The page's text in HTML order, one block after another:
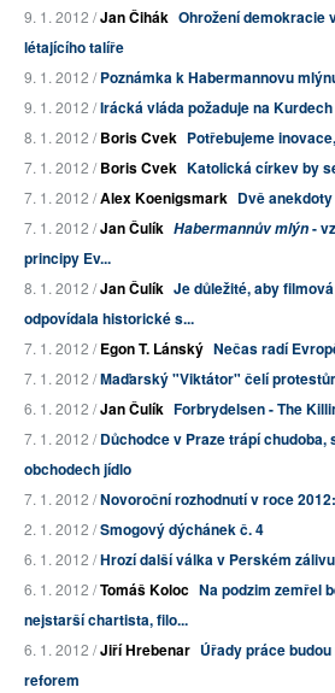
9. 1. 2012 /Jan Čihák Ohrožení demokracie
létajícího talíře
9. 1. 2012 /Poznámka k Habermannovu
9. 1. 2012 /Irácká vláda požaduje na
8. 1. 2012 /Boris Cvek Potřebujeme
7. 1. 2012 /Boris Cvek Katolická církev by
7. 1. 2012 /Alex Koenigsmark Dvě anekdoty
7. 1. 2012 /Jan Čulík Habermannův mlýn-
principy Ev...
8. 1. 2012 /Jan Čulík Je důležité, aby
odpovídala historické s...
7. 1. 2012 /Egon T. Lánský Nečas radí
7. 1. 2012 /Maďarský "Viktátor" čelí
6. 1. 2012 /Jan Čulík Forbrydelsen - The
7. 1. 2012 /Důchodce v Praze trápí
obchodech jídlo
7. 1. 2012 /Novoroční rozhodnutí v roce
2. 1. 2012 /Smogový dýchánek č. 4
6. 1. 2012 /Hrozí další válka v Perském
6. 1. 2012 /Tomáš Koloc Na podzim zemřel
nejstarší chartista, filo...
6. 1. 2012 /Jiří Hrebenar Úřady práce
reforem